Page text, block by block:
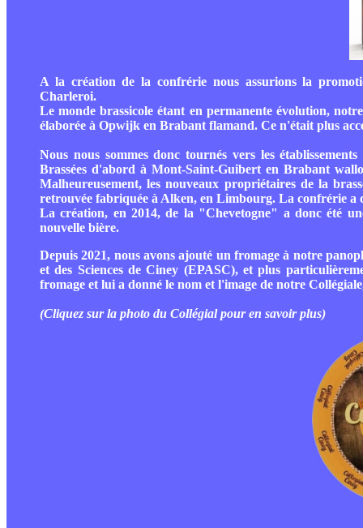
A la création de la confrérie nous assurions la
Charleroi.
Le monde brassicole étant en permanente évolution,
élaborée à Opwijk en Brabant flamand. Ce n'était plus
Nous nous sommes donc tournés vers les
Brassées d'abord à Mont-Saint-Guibert en Brabant
Malheureusement, les nouveaux propriétaires de la
retrouvée fabriquée à Alken, en Limbourg. La confrérie a
La création, en 2014, de la "Chevetogne" a donc été
nouvelle bière.
Depuis 2021, nous avons ajouté un fromage à notre
et des Sciences de Ciney (EPASC), et plus
fromage et lui a donné le nom et l'image de notre
(Cliquez sur la photo du Collégial pour en savoir plus)